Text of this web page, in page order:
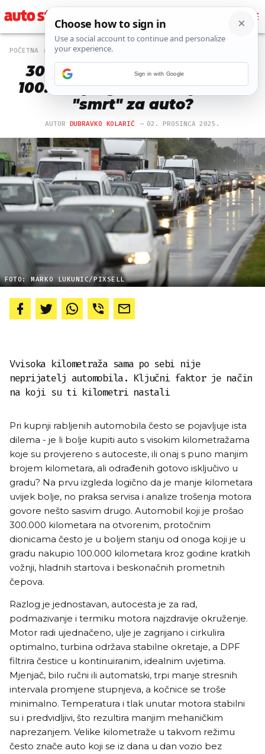
POČETNA MAGAZIN
300.000 km na autocesti ili
100.000 po gradu. Što je veća
"smrt" za auto?
AUTOR DUBRAVKO KOLARIĆ 02. PROSINCA 2025.
FOTO: MARKO LUKUNIC/PIXSELL
Vvisoka kilometraža sama po sebi nije
neprijatelj automobila. Ključni faktor je način
na koji su ti kilometri nastali
Pri kupnji rabljenih automobila često se pojavljuje ista
dilema - je li bolje kupiti auto s visokim kilometražama
koje su provjereno s autoceste, ili onaj s puno manjim
brojem kilometara, ali odrađenih gotovo isključivo u
gradu? Na prvu izgleda logično da je manje kilometara
uvijek bolje, no praksa servisa i analize trošenja motora
govore nešto sasvim drugo. Automobil koji je prošao
300.000 kilometara na otvorenim, protočnim
dionicama često je u boljem stanju od onoga koji je u
gradu nakupio 100.000 kilometara kroz godine kratkih
vožnji, hladnih startova i beskonačnih prometnih
čepova.
Razlog je jednostavan, autocesta je za rad,
podmazivanje i termiku motora najzdravije okruženje.
Motor radi ujednačeno, ulje je zagrijano i cirkulira
optimalno, turbina održava stabilne okretaje, a DPF
filtrira čestice u kontinuiranim, idealnim uvjetima.
Mjenjač, bilo ručni ili automatski, trpi manje stresnih
intervala promjene stupnjeva, a kočnice se troše
minimalno. Temperatura i tlak unutar motora stabilni
su i predvidljivi, što rezultira manjim mehaničkim
naprezanjem. Velike kilometraže u takvom režimu
često znače auto koji se iz dana u dan vozio bez
Sign in with Google